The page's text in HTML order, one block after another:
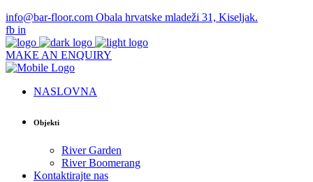
info@bar-floor.com Obala hrvatske mladeži 31, Kiseljak.
fb in
MAKE AN ENQUIRY
NASLOVNA
Objekti
River Garden
River Boomerang
Kontaktirajte nas